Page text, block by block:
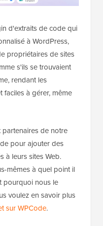
d'extraits de code qui
à WordPress,
propriétaires de sites
s'ils se trouvaient
rendant les
de notre
pour ajouter des
leurs sites Web.
mêmes à quel point il
nous le